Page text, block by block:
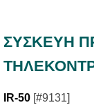
ΣΥΣΚΕΥΗ
IR-50 [#9131]